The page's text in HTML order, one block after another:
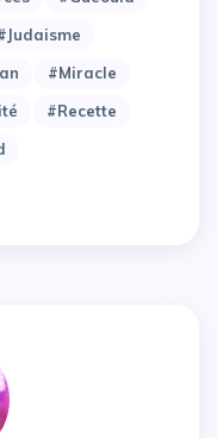
#miracle
#recette